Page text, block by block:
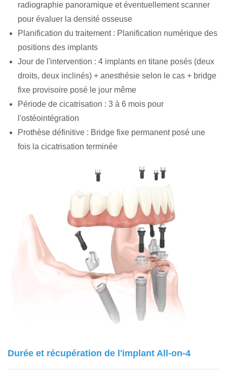
radiographie panoramique et éventuellement scanner
pour évaluer la densité osseuse
Planification du traitement : Planification numérique des
positions des implants
Jour de l'intervention : 4 implants en titane posés (deux
droits, deux inclinés) + anesthésie selon le cas + bridge
fixe provisoire posé le jour même
Période de cicatrisation : 3 à 6 mois pour
l'ostéointégration
Prothèse définitive : Bridge fixe permanent posé une
fois la cicatrisation terminée
Durée et récupération de l'implant All-on-4